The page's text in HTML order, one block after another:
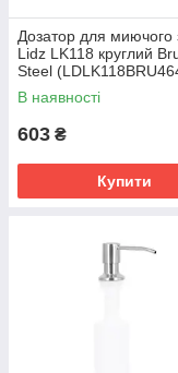
Дозатор для миючого
Lidz LK118 круглий
Steel
В наявності
603 ₴
Купити